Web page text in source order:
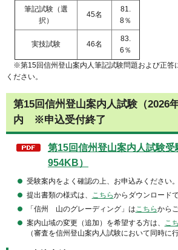
筆記試験（選
択）
45名
81.
8％
実技試験 46名
83.
6％
※第15回信州登山案内人筆記試験問題および正答
ください。
第15回信州登山案内人試験（2026
内 ※申込受付終了
第15回信州登山案内人試験受
954KB）
受験案内をよく確認の上、お申込みください。
提出書類の様式は、
こちらからダウンロードで
「信州 山のグレーディング」はこちらから
案内山域の変更（追加）を希望する方は、
こ
（審査を信州登山案内人試験において同時に